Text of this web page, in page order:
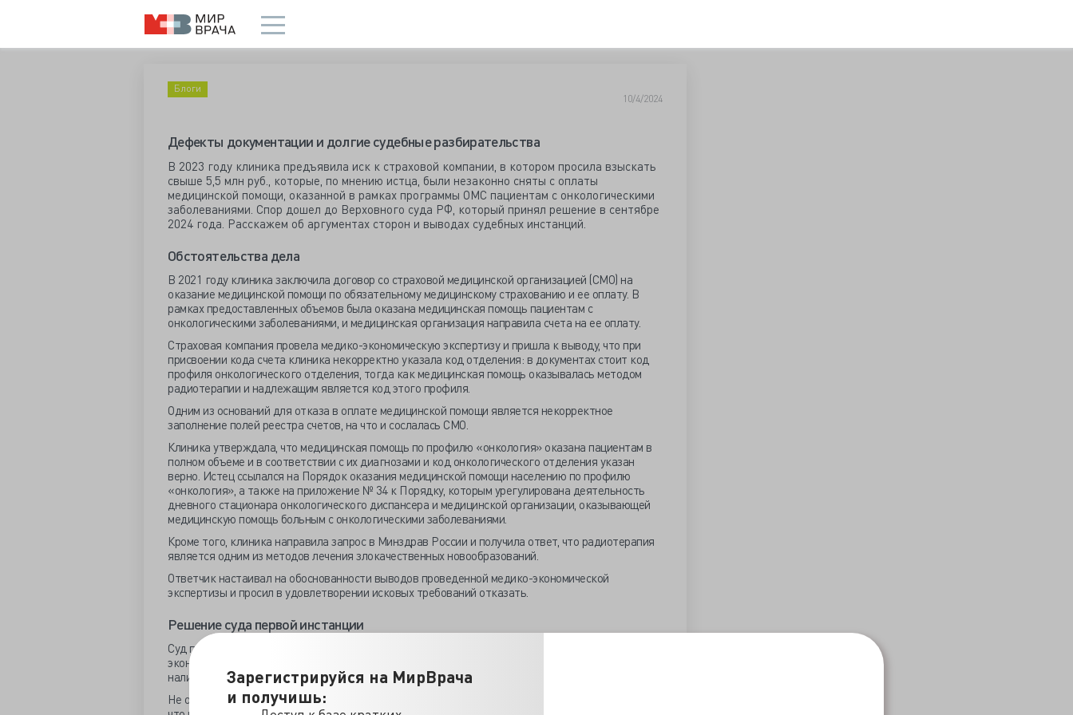
Зарегистрируйся на МирВрача
и получишь:
Блоги
10/4/2024
Дефекты документации и долгие судебные разбирательства
В 2023 году клиника предъявила иск к страховой компании, в котором просила взыскать
свыше 5,5 млн руб., которые, по мнению истца, были незаконно сняты с оплаты
медицинской помощи, оказанной в рамках программы ОМС пациентам с онкологическими
заболеваниями. Спор дошел до Верховного суда РФ, который принял решение в сентябре
2024 года. Расскажем об аргументах сторон и выводах судебных инстанций.
Обстоятельства дела
В 2021 году клиника заключила договор со страховой медицинской организацией (СМО) на
оказание медицинской помощи по обязательному медицинскому страхованию и ее оплату. В
рамках предоставленных объемов была оказана медицинская помощь пациентам с
онкологическими заболеваниями, и медицинская организация направила счета на ее оплату.
Страховая компания провела медико-экономическую экспертизу и пришла к выводу, что при
присвоении кода счета клиника некорректно указала код отделения: в документах стоит код
профиля онкологического отделения, тогда как медицинская помощь оказывалась методом
радиотерапии и надлежащим является код этого профиля.
Одним из оснований для отказа в оплате медицинской помощи является некорректное
заполнение полей реестра счетов, на что и сослалась СМО.
Клиника утверждала, что медицинская помощь по профилю «онкология» оказана пациентам в
полном объеме и в соответствии с их диагнозами и код онкологического отделения указан
верно. Истец ссылался на Порядококазания медицинской помощи населению по профилю
«онкология», а также на приложение № 34 к Порядку, которым урегулирована деятельность
дневного стационара онкологического диспансера и медицинской организации, оказывающей
медицинскую помощь больным с онкологическими заболеваниями.
Кроме того, клиника направила запрос в Минздрав России и получила ответ, что радиотерапия
является одним из методов лечения злокачественных новообразований.
Ответчик настаивал на обоснованности выводов проведенной медико-экономической
экспертизы и просил в удовлетворении исковых требований отказать.
Решение суда первой инстанции
Суд проверил доводы сторон и отметил, что МГФОМС проведена повторная медико-
экономическая экспертиза, которая подтвердила обоснованность выводов о
наличии
нарушения,влекущего отказ в оплате медицинской помощи.
Не оставлено без внимания и условие договора, заключенного между клиникой и СМО, о том,